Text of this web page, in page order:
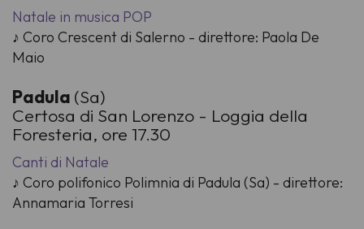
Natale in musica POP
♪ Coro Crescent di Salerno - direttore: Paola De
Maio
Padula (Sa)
Certosa di San Lorenzo - Loggia della
Foresteria, ore 17.30
Canti di Natale
♪ Coro polifonico Polimnia di Padula (Sa) - direttore:
Annamaria Torresi